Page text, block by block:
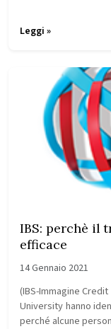
Leggi »
IBS: perchè il
efficace
14 Gennaio 2021
(IBS-Immagine
University hanno
perché alcune